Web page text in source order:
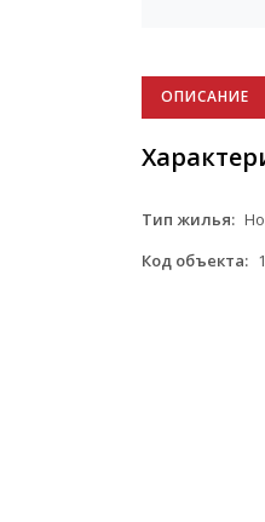
ОПИСАНИЕ
Тип жилья:
Код объекта: